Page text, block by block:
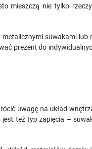
mieszczą nie tylko
metalicznymi suwakami lub
prezent do
uwagę na układ
też typ zapięcia –